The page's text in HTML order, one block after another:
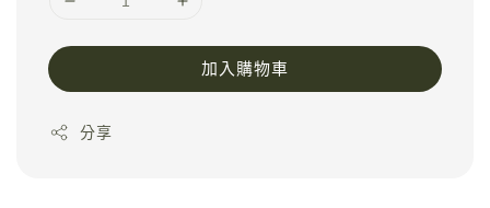
加入購物車
分享